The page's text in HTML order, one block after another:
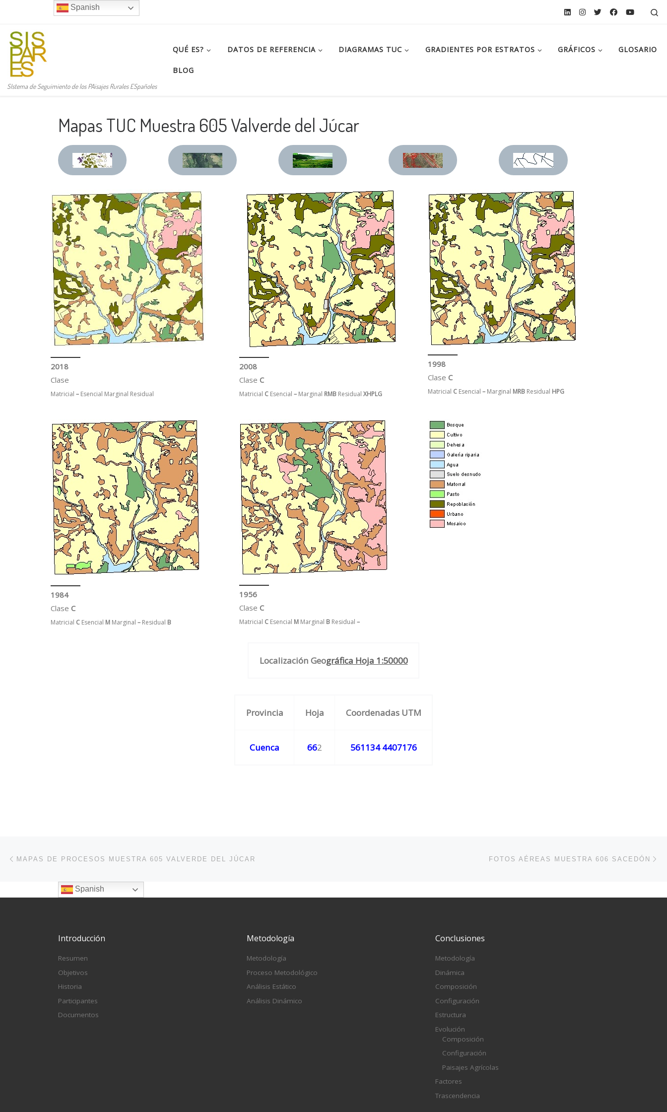
Saltar al contenido
SIstema de Seguimiento de los PAisajes Rurales ESpañoles
QUÉ ES? DATOS DE REFERENCIA DIAGRAMAS TUC GRADIENTES POR ESTRATOS GRÁFICOS GLOSARIO
BLOG
Mapas TUC Muestra 605 Valverde del Júcar
2018
Clase
Matricial – Esencial Marginal Residual
2008
Clase C
Matricial C Esencial – Marginal RMB Residual XHPLG
1998
Clase C
Matricial C Esencial – Marginal MRB Residual HPG
1984
Clase C
Matricial C Esencial M Marginal – Residual B
1956
Clase C
Matricial C Esencial M Marginal B Residual –
Localización Geográfica Hoja 1:50000
Provincia Hoja Coordenadas UTM
Cuenca 662 561134 4407176
Navegación de entradas
MAPAS DE PROCESOS MUESTRA 605 VALVERDE DEL JÚCAR FOTOS AÉREAS MUESTRA 606 SACEDÓN
Spanish
Introducción
Resumen
Objetivos
Historia
Participantes
Documentos
Metodología
Metodología
Proceso Metodológico
Análisis Estático
Análisis Dinámico
Conclusiones
Metodología
Dinámica
Composición
Configuración
Estructura
Evolución
Composición
Configuración
Paisajes Agrícolas
Factores
Trascendencia
Spanish